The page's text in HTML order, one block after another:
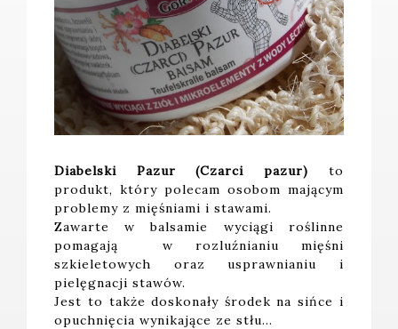
Diabelski Pazur (Czarci pazur) to
produkt, który polecam osobom mającym
problemy z mięśniami i stawami.
Zawarte w balsamie wyciągi roślinne
pomagają w rozluźnianiu mięśni
szkieletowych oraz usprawnianiu i
pielęgnacji stawów.
Jest to także doskonały środek na sińce i
opuchnięcia wynikające ze stłu…